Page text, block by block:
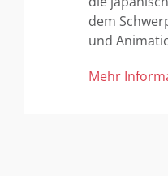
dem
und
Mehr